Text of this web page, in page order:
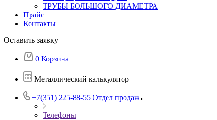
ТРУБЫ БОЛЬШОГО ДИАМЕТРА
Прайс
Контакты
Оставить заявку
0 Корзина
Металлический калькулятор
+7(351) 225-88-55 Отдел продаж
Телефоны